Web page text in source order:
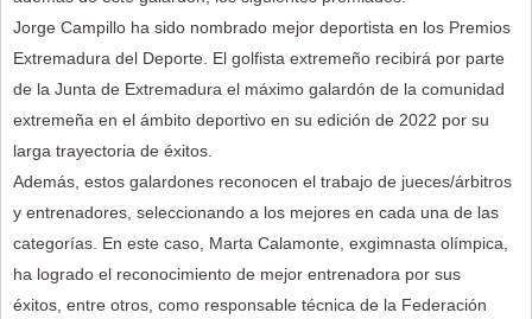
Jorge Campillo ha sido nombrado mejor deportista en los Premios
Extremadura del Deporte. El golfista extremeño recibirá por parte
de la Junta de Extremadura el máximo galardón de la comunidad
extremeña en el ámbito deportivo en su edición de 2022 por su
larga trayectoria de éxitos.
Además, estos galardones reconocen el trabajo de jueces/árbitros
y entrenadores, seleccionando a los mejores en cada una de las
categorías. En este caso, Marta Calamonte, exgimnasta olímpica,
ha logrado el reconocimiento de mejor entrenadora por sus
éxitos, entre otros, como responsable técnica de la Federación